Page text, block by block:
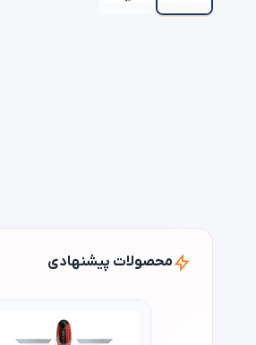
محصولات پیشنهادی